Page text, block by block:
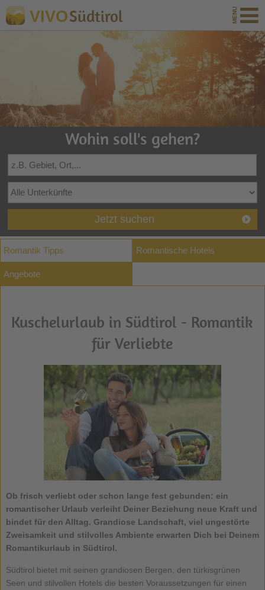
VIVOSüdtirol
Wohin soll's gehen?
Jetzt suchen
Romantik Tipps Romantische Hotels
Angebote
Kuschelurlaub in Südtirol - Romantik
für Verliebte
Ob frisch verliebt oder schon lange fest gebunden: ein
romantischer Urlaub verleiht Deiner Beziehung neue Kraft und
bindet für den Alltag. Grandiose Landschaft, viel ungestörte
Zweisamkeit und stilvolles Ambiente erwarten Dich bei Deinem
Romantikurlaub in Südtirol.
Südtirol bietet mit seinen grandiosen Bergen, den türkisgrünen
Seen und stilvollen Hotels die besten Voraussetzungen für einen